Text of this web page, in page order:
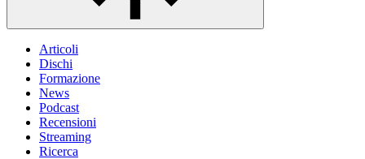
Articoli
Dischi
Formazione
News
Podcast
Recensioni
Streaming
Ricerca